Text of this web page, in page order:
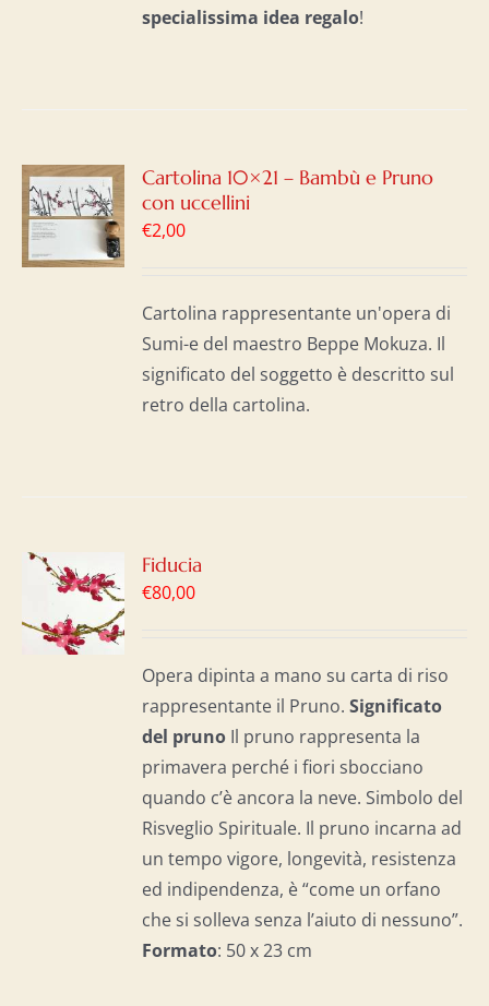
specialissima idea regalo!
Cartolina 10×21 – Bambù e Pruno
con uccellini
€2,00
Cartolina rappresentante un'opera di
Sumi-e del maestro Beppe Mokuza. Il
significato del soggetto è descritto sul
retro della cartolina.
Fiducia
€80,00
Opera dipinta a mano su carta di riso
rappresentante il Pruno.Significato
del pruno Il pruno rappresenta la
primavera perché i fiori sbocciano
quando c’è ancora la neve. Simbolo del
Risveglio Spirituale. Il pruno incarna ad
un tempo vigore, longevità, resistenza
ed indipendenza, è “come un orfano
che si solleva senza l’aiuto di nessuno”.
Formato: 50 x 23 cm